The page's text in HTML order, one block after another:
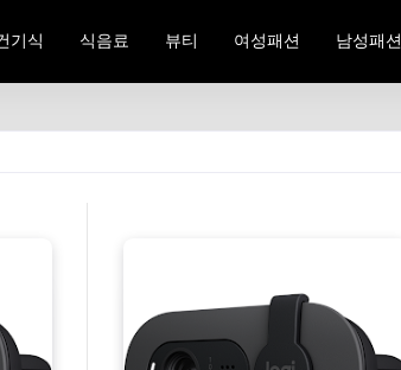
기식 식음료 뷰티 여성패션 남성패션